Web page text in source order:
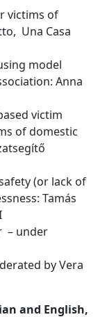
victims of
Una Casa
model
Anna
victim
of domestic
(or lack of
Tamás
– under
by Vera
and English,